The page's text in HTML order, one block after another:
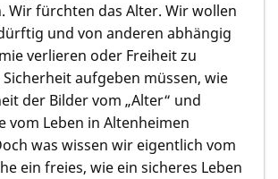
Wir fürchten das Alter. Wir wollen
und von anderen abhängig
verlieren oder Freiheit zu
aufgeben müssen, wie
der Bilder vom „Alter“ und
vom Leben in Altenheimen
was wissen wir eigentlich vom
ein freies, wie ein sicheres Leben